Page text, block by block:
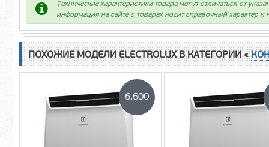
Технические характеристики товара могут отличаться от
информация на сайте о товарах носит справочный характер
ПОХОЖИЕ МОДЕЛИ ELECTROLUX В КАТЕГОРИИ «
6.600